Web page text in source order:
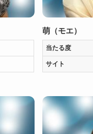
萌（モエ）
当たる度
サイト